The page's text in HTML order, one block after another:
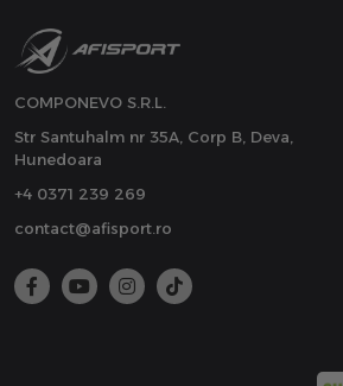
COMPONEVO S.R.L.
Str Santuhalm nr 35A, Corp B, Deva,
Hunedoara
+4 0371 239 269
contact@afisport.ro